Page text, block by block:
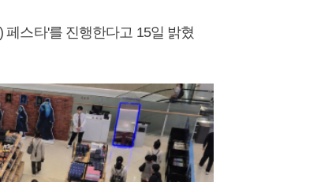
스타'를 진행한다고 15일 밝혔